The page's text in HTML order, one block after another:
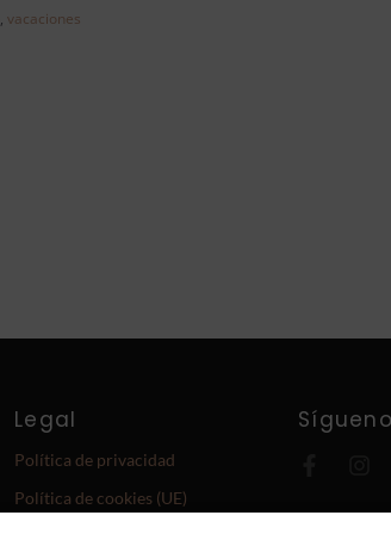
,vacaciones
Legal
Política de privacidad
Política de cookies (UE)